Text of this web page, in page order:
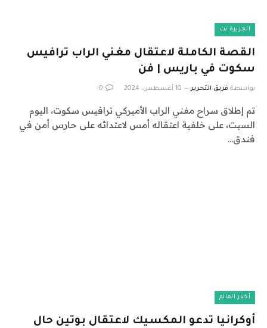
الجزيرة نت
القصة الكاملة لاعتقال مغني الراب ترافيس
سكوت في باريس | فن
بواسطة فريق التحرير 10 أغسطس، 2024 0
تم إطلاق سراح مغني الراب الأميركي ترافيس سكوت، اليوم
السبت، على خلفية اعتقاله أمس لاعتدائه على حارس أمن في
فندق…
أخبار العالم
أوكرانيا تدعو المكسيك لاعتقال بوتين حال